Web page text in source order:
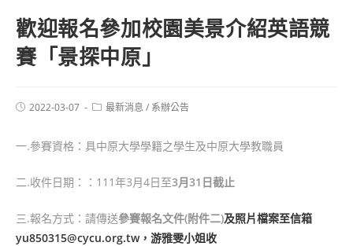
歡迎報名參加校園美景介紹英語競
賽「景探中原」
2022-03-07 最新消息 / 系辦公告
一.參賽資格：具中原大學學籍之學生及中原大學教職員
二.收件日期：：111年3月4日至3月31 日截止
三.報名方式：請傳送參賽報名文件(附件二)及照片檔案至信箱
yu850315@cycu.org.tw，游雅雯小姐收